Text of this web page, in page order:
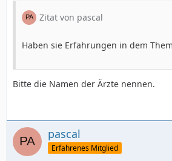
Zitat von pascal
Haben sie Erfahrungen in dem
Bitte die Namen der Ärzte nennen.
pascal
Erfahrenes Mitglied